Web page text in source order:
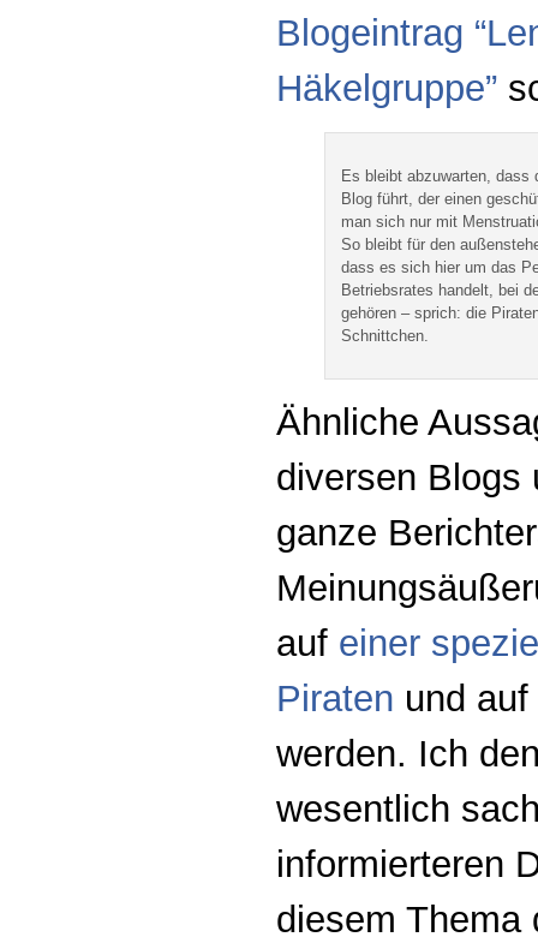
Blogeintrag
Häkelgruppe”
Es bleibt abzuwarten, dass
Blog führt, der einen
man sich nur mit
So bleibt für den
dass es sich hier um das
Betriebsrates handelt, bei
gehören – sprich: die
Schnittchen.
Ähnliche
diversen Blogs
ganze
auf einer
Piraten und auf
werden. Ich
wesentlich
informierteren
diesem Thema